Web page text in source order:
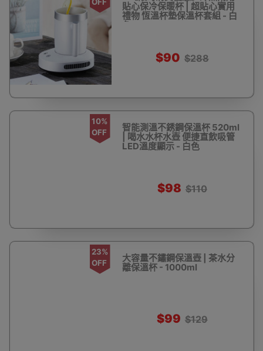
貼心保冷保暖杯 | 超貼心實用
禮物 恆溫杯墊保溫杯套組 - 白
色
$90 $288
10%
OFF
智能測溫不銹鋼保溫杯 520ml
| 喝水水杯水壺 便捷直飲吸管
LED溫度顯示 - 白色
$98 $110
23%
OFF
大容量不鏽鋼保溫壺 | 茶水分
離保溫杯 - 1000ml
$99 $129